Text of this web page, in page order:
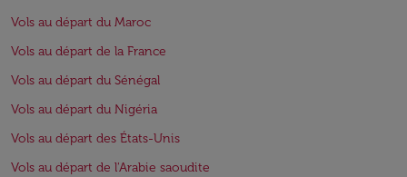
Vols au départ du Maroc
Vols au départ de la France
Vols au départ du Sénégal
Vols au départ du Nigéria
Vols au départ des États-Unis
Vols au départ de l'Arabie saoudite